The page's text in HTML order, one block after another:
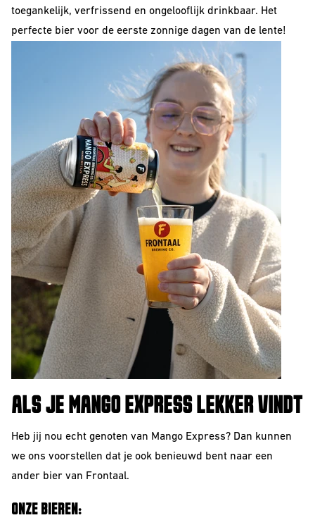
Join our beerclub now!
toegankelijk, verfrissend en ongelooflijk drinkbaar. Het
perfecte bier voor de eerste zonnige dagen van de lente!
ALS JE MANGO EXPRESS LEKKER VINDT
Heb jij nou echt genoten van Mango Express? Dan kunnen
we ons voorstellen dat je ook benieuwd bent naar een
ander bier van Frontaal.
ONZE BIEREN: